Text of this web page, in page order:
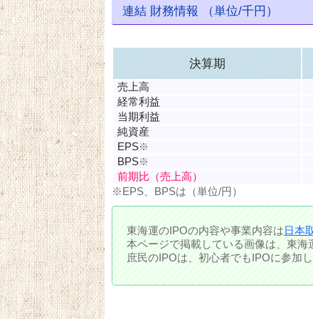
連結 財務情報 （単位/千円）
決算期
売上高
経常利益
当期利益
純資産
EPS※
BPS※
前期比（売上高）
※EPS、BPSは（単位/円）
東海運のIPOの内容や事業内容は日本
本ページで掲載している画像は、東海
庶民のIPOは、初心者でもIPOに参加